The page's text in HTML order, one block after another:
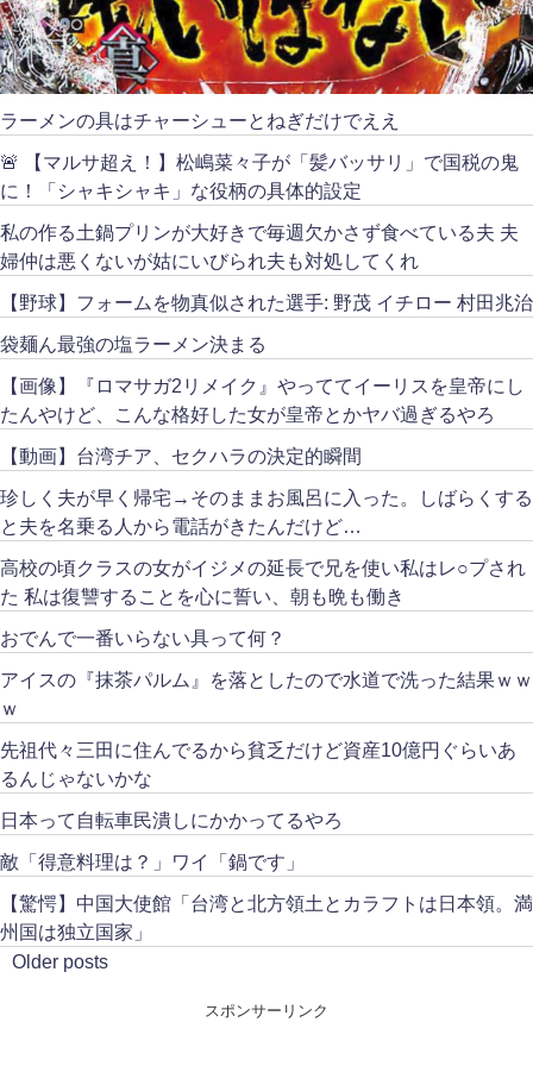
ラーメンの具はチャーシューとねぎだけでええ
🚨 【マルサ超え！】松嶋菜々子が「髪バッサリ」で国税の鬼
に！「シャキシャキ」な役柄の具体的設定
私の作る土鍋プリンが大好きで毎週欠かさず食べている夫 夫
婦仲は悪くないが姑にいびられ夫も対処してくれ
【野球】フォームを物真似された選手: 野茂 イチロー 村田兆治
袋麺ん最強の塩ラーメン決まる
【画像】『ロマサガ2リメイク』やっててイーリスを皇帝にし
たんやけど、こんな格好した女が皇帝とかヤバ過ぎるやろ
【動画】台湾チア、セクハラの決定的瞬間
珍しく夫が早く帰宅→そのままお風呂に入った。しばらくする
と夫を名乗る人から電話がきたんだけど…
高校の頃クラスの女がイジメの延長で兄を使い私はレ○プされ
た 私は復讐することを心に誓い、朝も晩も働き
おでんで一番いらない具って何？
アイスの『抹茶パルム』を落としたので水道で洗った結果ｗｗ
ｗ
先祖代々三田に住んでるから貧乏だけど資産10億円ぐらいあ
るんじゃないかな
日本って自転車民潰しにかかってるやろ
敵「得意料理は？」ワイ「鍋です」
【驚愕】中国大使館「台湾と北方領土とカラフトは日本領。満
州国は独立国家」
Older posts
スポンサーリンク